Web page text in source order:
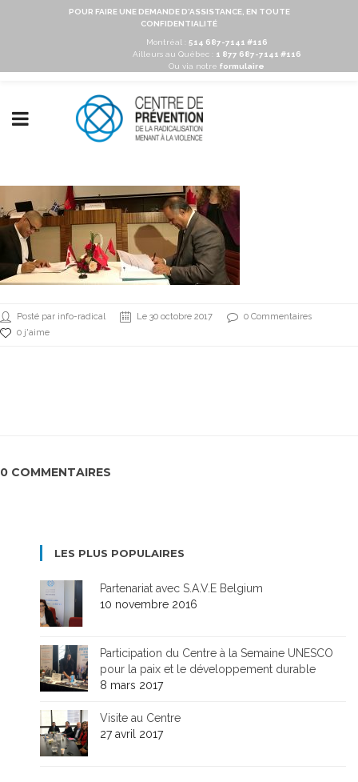
POUR FAIRE UNE DEMANDE D'ASSISTANCE, EN TOUTE
CONFIDENTIALITÉ
Montréal : 514 687-7141 #116
Ailleurs au Québec :
1 877 687-7141 #116
Ou via notre formulaire
Posté par info-radical Le 30 octobre 2017
0 Commentaires
0 j'aime
0 COMMENTAIRES
LES PLUS POPULAIRES
Partenariat avec S.A.V.E Belgium
10 novembre 2016
Participation du Centre à la Semaine UNESCO
pour la paix et le développement durable
8 mars 2017
Visite au Centre
27 avril 2017